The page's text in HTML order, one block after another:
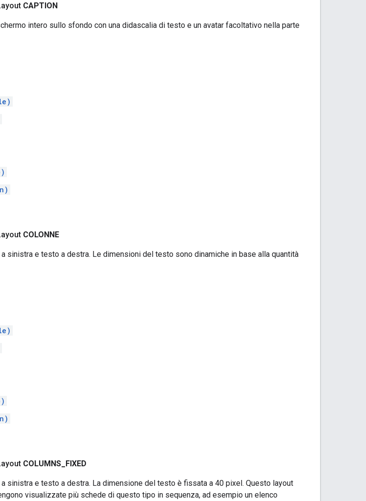
CAPTION
intero sullo sfondo con una didascalia di testo e un avatar facoltativo nella parte
COLONNE
a sinistra e testo a destra. Le dimensioni del testo sono dinamiche in base alla quantità
COLUMNS FIXED
a sinistra e testo a destra. La dimensione del testo è fissata a 40 pixel. Questo layout
visualizzate più schede di questo tipo in sequenza, ad esempio un elenco